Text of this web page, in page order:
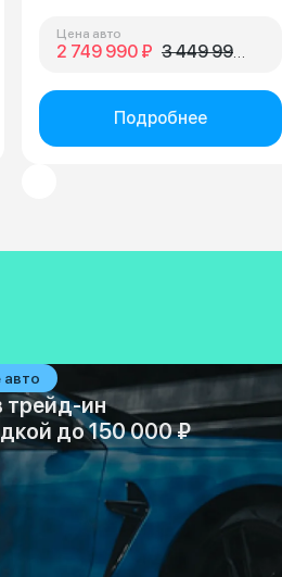
Цена авто
2 749 990 ₽ 3 449 990 ₽
Подробнее
трейд-ин
до 150 000 ₽